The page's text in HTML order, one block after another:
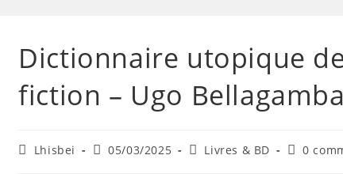
Dictionnaire utopique
fiction – Ugo Bellagamba
Lhisbei 05/03/2025 Livres & BD 0